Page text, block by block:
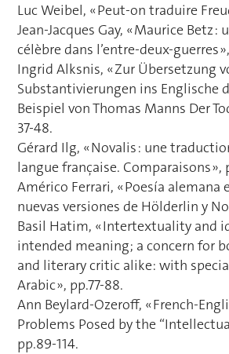
Luc Weibel, « Peut-on traduire
Jean-Jacques Gay, « Maurice Betz
célèbre dans l’entre-deux-guerres
Ingrid Alksnis, « Zur Übersetzung
Substantivierungen ins Englische
Beispiel von Thomas Manns Der
37-48.
Gérard Ilg, « Novalis : une
langue française. Comparaisons »,
Américo Ferrari, « Poesía alemana
nuevas versiones de Hölderlin y
Basil Hatim, « Intertextuality and
intended meaning; a concern for
and literary critic alike: with
Arabic », pp.77-88.
Ann Beylard-Ozeroff, « French-
Problems Posed by the
pp.89-114.